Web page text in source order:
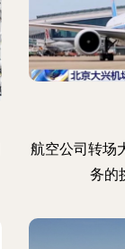
航空公司转场
务的